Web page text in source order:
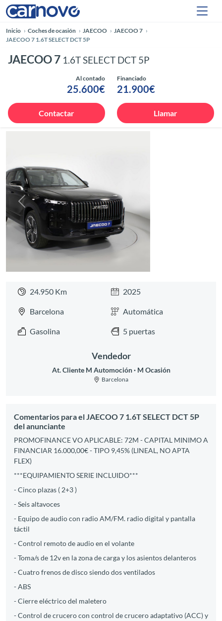
Inicio Coches de ocasión JAECOO
JAECOO 7
JAECOO 7 1.6T SELECT DCT 5P
JAECOO 7 1.6T SELECT DCT 5P
Al contado
25.600€
Financiado
21.900€
Contactar Llamar
Anterior
24.950 Km 2025
Barcelona Automática
Gasolina 5 puertas
Vendedor
At. Cliente M Automoción M Ocasión
Barcelona
Comentarios para el JAECOO 7 1.6T SELECT DCT 5P
del anunciante
PROMOFINANCE VO APLICABLE: 72M - CAPITAL MINIMO A
FINANCIAR 16.000,00€ - TIPO 9,45% (LINEAL, NO APTA
FLEX)
***EQUIPAMIENTO SERIE INCLUIDO***
- Cinco plazas ( 2+3 )
- Seis altavoces
- Equipo de audio con radio AM/FM. radio digital y pantalla
táctil
- Control remoto de audio en el volante
- Toma/s de 12v en la zona de carga y los asientos delanteros
- Cuatro frenos de disco siendo dos ventilados
- ABS
- Cierre eléctrico del maletero
- Control de crucero con control de crucero adaptativo (ACC) y